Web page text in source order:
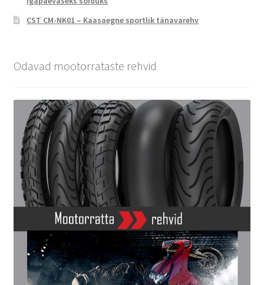
CST CM-NK01 – Kaasaegne sportlik tänavarehv
Odavad mootorrataste rehvid